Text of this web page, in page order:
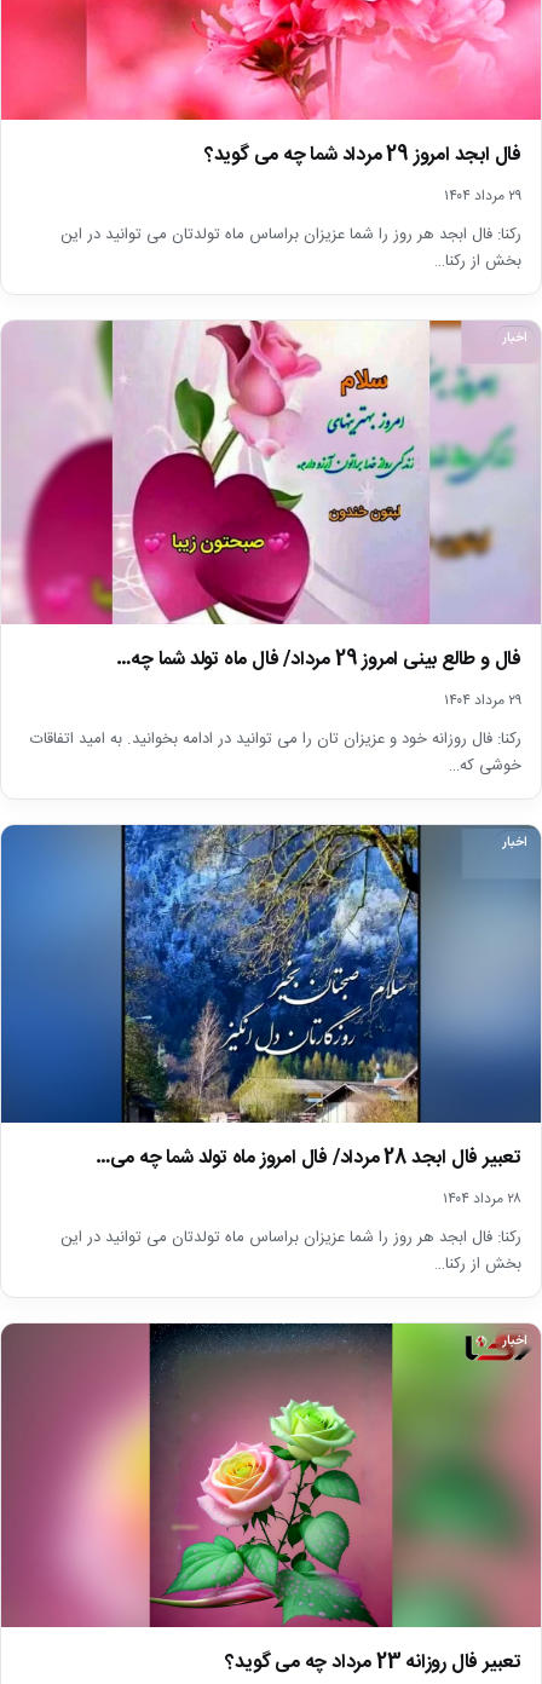
فال ابجد امروز 29 مرداد شما چه می گوید؟
۲۹ مرداد ۱۴۰۴
رکنا: فال ابجد هر روز را شما عزیزان براساس ماه تولدتان می توانید در این
بخش از رکنا…
اخبار
فال و طالع بینی امروز 29 مرداد/ فال ماه تولد شما چه…
۲۹ مرداد ۱۴۰۴
رکنا: فال روزانه خود و عزیزان تان را می توانید در ادامه بخوانید. به امید اتفاقات
خوشی که…
اخبار
تعبیر فال ابجد 28 مرداد/ فال امروز ماه تولد شما چه می…
۲۸ مرداد ۱۴۰۴
رکنا: فال ابجد هر روز را شما عزیزان براساس ماه تولدتان می توانید در این
بخش از رکنا…
اخبار
تعبیر فال روزانه 23 مرداد چه می گوید؟